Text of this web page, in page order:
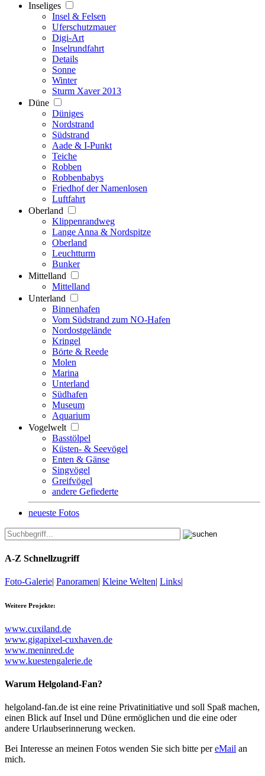
Inseliges
Insel & Felsen
Uferschutzmauer
Digi-Art
Inselrundfahrt
Details
Sonne
Winter
Sturm Xaver 2013
Düne
Düniges
Nordstrand
Südstrand
Aade & I-Punkt
Teiche
Robben
Robbenbabys
Friedhof der Namenlosen
Luftfahrt
Oberland
Klippenrandweg
Lange Anna & Nordspitze
Oberland
Leuchtturm
Bunker
Mittelland
Mittelland
Unterland
Binnenhafen
Vom Südstrand zum NO-Hafen
Nordostgelände
Kringel
Börte & Reede
Molen
Marina
Unterland
Südhafen
Museum
Aquarium
Vogelwelt
Basstölpel
Küsten- & Seevögel
Enten & Gänse
Singvögel
Greifvögel
andere Gefiederte
neueste Fotos
A-Z Schnellzugriff
Foto-Galerie| Panoramen| Kleine Welten| Links|
Weitere Projekte:
www.cuxiland.de
www.gigapixel-cuxhaven.de
www.meninred.de
www.kuestengalerie.de
Warum Helgoland-Fan?
helgoland-fan.de ist eine reine Privatinitiative und soll Spaß machen,
einen Blick auf Insel und Düne ermöglichen und die eine oder
andere Urlaubserinnerung wecken.
Bei Interesse an meinen Fotos wenden Sie sich bitte pereMail an
mich.